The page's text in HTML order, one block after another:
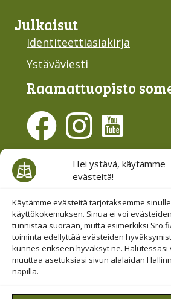
Hei ystävä, käytämme
evästeitä!
Käytämme evästeitä tarjotaksemme
käyttökokemuksen. Sinua ei voi
tunnistaa suoraan, mutta esimerkiksi
toiminta edellyttää evästeiden
kunnes erikseen hyväksyt ne. Halutessasi
muuttaa asetuksiasi sivun alalaidan
napilla.
Julkaisut
Identiteettiasiakirja
Ystäväviesti
Raamattu­opisto
Evästesuostumus
Hallinnoi evästeitä
Etsi sivuiltamme
© 2019-2026 Suomen